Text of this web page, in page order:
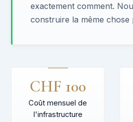
exactement comment.
construire la même chose
CHF 100
Coût mensuel de
l'infrastructure